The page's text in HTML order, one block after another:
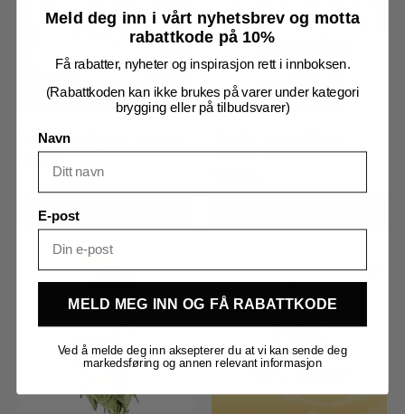
Vinterpils, Allgrain 25 liter
Legg I Handlekurv
Allgrain 25 liter X 3
Meld deg inn i vårt nyhetsbrev og motta
rabattkode på 10%
Få rabatter, nyheter og inspirasjon rett i innboksen.
(Rabattkoden kan ikke brukes på varer under kategori
brygging eller på tilbudsvarer)
Navn
E-post
MELD MEG INN OG FÅ RABATTKODE
Ved å melde deg inn aksepterer du at vi kan sende deg
markedsføring og annen relevant informasjon